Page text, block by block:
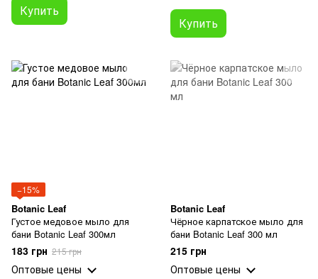
Купить
Купить
−15%
Botanic Leaf
Густое медовое мыло для
бани Botanic Leaf 300мл
183 грн 215 грн
Оптовые цены
Botanic Leaf
Чёрное карпатское мыло для
бани Botanic Leaf 300 мл
215 грн
Оптовые цены